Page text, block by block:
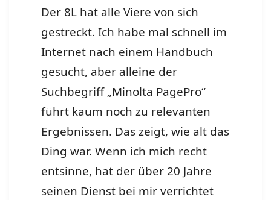
Der 8L hat alle Viere von sich
gestreckt. Ich habe mal schnell im
Internet nach einem Handbuch
gesucht, aber alleine der
Suchbegriff „Minolta PagePro“
führt kaum noch zu relevanten
Ergebnissen. Das zeigt, wie alt das
Ding war. Wenn ich mich recht
entsinne, hat der über 20 Jahre
seinen Dienst bei mir verrichtet